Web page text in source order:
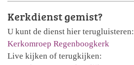
Kerkdienst gemist?
U kunt de dienst hier terugluisteren:
Kerkomroep Regenboogkerk
Live kijken of terugkijken: